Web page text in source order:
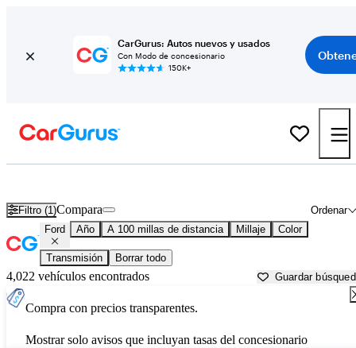
CarGurus: Autos nuevos y usados
Con Modo de concesionario
150K+
Filtro (1) Ordenar
Compara
Ford Año A 100 millas de distancia Millaje Color
Transmisión Borrar todo
4,022 vehículos encontrados Guardar
Compra con precios transparentes.
Mostrar solo avisos que incluyan tasas del concesionario